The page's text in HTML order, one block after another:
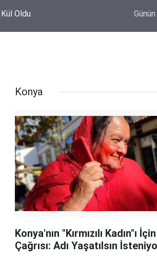
Oldu
İçinde Olacağız"
Konya
Konya'nın "Kırmızılı Kadın"ı
Çağrısı: Adı Yaşatılsın